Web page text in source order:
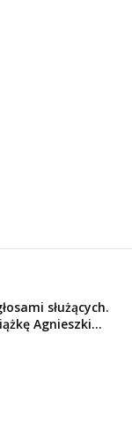
służących.
Agnieszki...